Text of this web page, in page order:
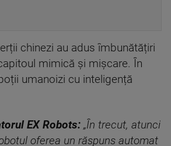
chinezi au adus îmbunătățiri
mimică și mișcare. În
umanoizi cu inteligență
EX Robots: „În trecut, atunci
oferea un răspuns automat